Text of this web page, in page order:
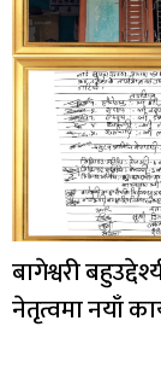
बागेश्वरी
नेतृत्वमा नयाँ